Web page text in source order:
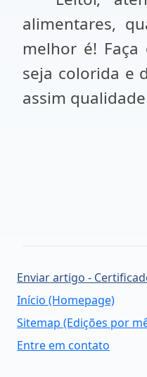
alimentares,
melhor é!
seja colorida e
assim
Enviar artigo -
Início (Homepage)
Sitemap (Edições por
Entre em contato